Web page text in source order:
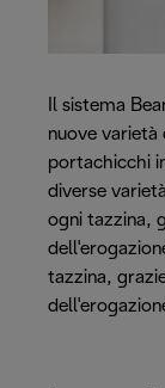
Il sistema
nuove varietà
portachicchi
diverse
ogni tazzina,
tazzina,